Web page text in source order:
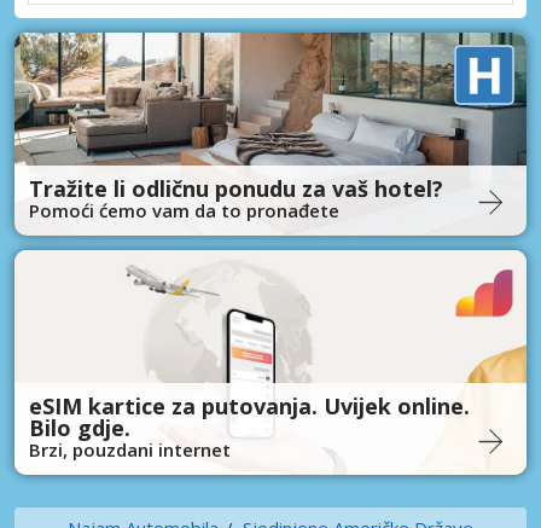
Tražite li odličnu ponudu za vaš hotel?
Pomoći ćemo vam da to pronađete
eSIM kartice za putovanja. Uvijek online.
Bilo gdje.
Brzi, pouzdani internet